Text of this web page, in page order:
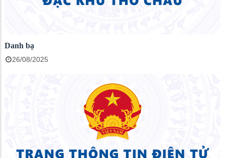
Danh bạ
26/08/2025